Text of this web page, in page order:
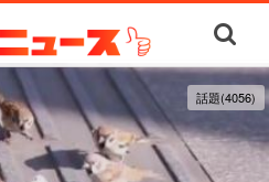
話題(4056)